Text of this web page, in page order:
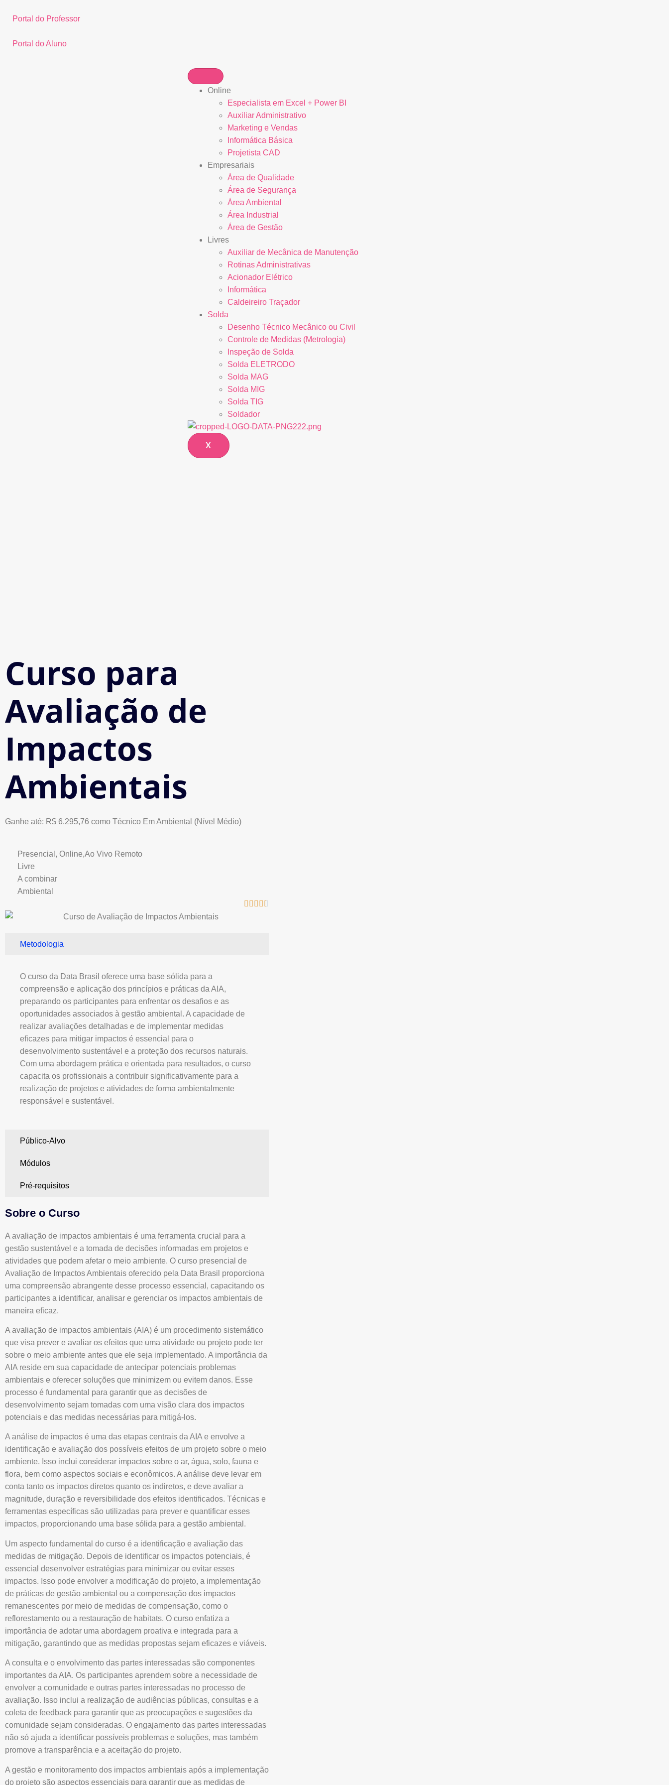
Portal do Professor
Portal do Aluno
Online
Especialista em Excel + Power BI
Auxiliar Administrativo
Marketing e Vendas
Informática Básica
Projetista CAD
Empresariais
Área de Qualidade
Área de Segurança
Área Ambiental
Área Industrial
Área de Gestão
Livres
Auxiliar de Mecânica de Manutenção
Rotinas Administrativas
Acionador Elétrico
Informática
Caldeireiro Traçador
Solda
Desenho Técnico Mecânico ou Civil
Controle de Medidas (Metrologia)
Inspeção de Solda
Solda ELETRODO
Solda MAG
Solda MIG
Solda TIG
Soldador
X
Curso para
Avaliação de
Impactos
Ambientais
Ganhe até: R$ 6.295,76 como Técnico Em Ambiental (Nível Médio)
Presencial, Online,Ao Vivo Remoto
Livre
A combinar
Ambiental
    
Metodologia
O curso da Data Brasil oferece uma base sólida para a
compreensão e aplicação dos princípios e práticas da AIA,
preparando os participantes para enfrentar os desafios e as
oportunidades associados à gestão ambiental. A capacidade de
realizar avaliações detalhadas e de implementar medidas
eficazes para mitigar impactos é essencial para o
desenvolvimento sustentável e a proteção dos recursos naturais.
Com uma abordagem prática e orientada para resultados, o curso
capacita os profissionais a contribuir significativamente para a
realização de projetos e atividades de forma ambientalmente
responsável e sustentável.
Público-Alvo
Módulos
Pré-requisitos
Sobre o Curso
A avaliação de impactos ambientais é uma ferramenta crucial para a
gestão sustentável e a tomada de decisões informadas em projetos e
atividades que podem afetar o meio ambiente. O curso presencial de
Avaliação de Impactos Ambientais oferecido pela Data Brasil proporciona
uma compreensão abrangente desse processo essencial, capacitando os
participantes a identificar, analisar e gerenciar os impactos ambientais de
maneira eficaz.
A avaliação de impactos ambientais (AIA) é um procedimento sistemático
que visa prever e avaliar os efeitos que uma atividade ou projeto pode ter
sobre o meio ambiente antes que ele seja implementado. A importância da
AIA reside em sua capacidade de antecipar potenciais problemas
ambientais e oferecer soluções que minimizem ou evitem danos. Esse
processo é fundamental para garantir que as decisões de
desenvolvimento sejam tomadas com uma visão clara dos impactos
potenciais e das medidas necessárias para mitigá-los.
A análise de impactos é uma das etapas centrais da AIA e envolve a
identificação e avaliação dos possíveis efeitos de um projeto sobre o meio
ambiente. Isso inclui considerar impactos sobre o ar, água, solo, fauna e
flora, bem como aspectos sociais e econômicos. A análise deve levar em
conta tanto os impactos diretos quanto os indiretos, e deve avaliar a
magnitude, duração e reversibilidade dos efeitos identificados. Técnicas e
ferramentas específicas são utilizadas para prever e quantificar esses
impactos, proporcionando uma base sólida para a gestão ambiental.
Um aspecto fundamental do curso é a identificação e avaliação das
medidas de mitigação. Depois de identificar os impactos potenciais, é
essencial desenvolver estratégias para minimizar ou evitar esses
impactos. Isso pode envolver a modificação do projeto, a implementação
de práticas de gestão ambiental ou a compensação dos impactos
remanescentes por meio de medidas de compensação, como o
reflorestamento ou a restauração de habitats. O curso enfatiza a
importância de adotar uma abordagem proativa e integrada para a
mitigação, garantindo que as medidas propostas sejam eficazes e viáveis.
A consulta e o envolvimento das partes interessadas são componentes
importantes da AIA. Os participantes aprendem sobre a necessidade de
envolver a comunidade e outras partes interessadas no processo de
avaliação. Isso inclui a realização de audiências públicas, consultas e a
coleta de feedback para garantir que as preocupações e sugestões da
comunidade sejam consideradas. O engajamento das partes interessadas
não só ajuda a identificar possíveis problemas e soluções, mas também
promove a transparência e a aceitação do projeto.
A gestão e monitoramento dos impactos ambientais após a implementação
do projeto são aspectos essenciais para garantir que as medidas de